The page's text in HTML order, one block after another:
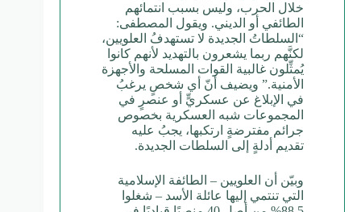
خلال الحرب، وليس بسبب انتمائهم
الطائفي أو الديني. ويقول المصطفى:
“السلطاتُ الجديدة لا تستهدفُ العلويين،
لكنَّهم ربما يشعرون بالتهديد لأنهم كانوا
يُمثِّلون غالبية القوات المسلحة والأجهزة
الأمنية.” ويضيف أنّ أي شخصٍ يرغبُ
في الإبلاغ عن عسكريٍّ أو عنصرٍ في
المجموعات شبه العسكرية بخصوص
جرائم مفترضةٍ ارتكبها، يجبُ عليه
تقديم أدلةٍ إلى السلطات الجديدة.
وبيّن أن العلويين – الطائفة الإسلامية
التي تنتمي إليها عائلة الأسد – شغلوا